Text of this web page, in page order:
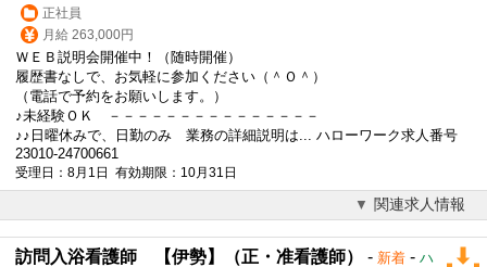
正社員
月給 263,000円
ＷＥＢ説明会開催中！（随時開催）
履歴書なしで、お気軽に参加ください（＾Ｏ＾）
（電話で予約をお願いします。）
♪未経験ＯＫ －－－－－－－－－－－－－－－
♪♪日曜休みで、日勤のみ 業務の詳細説明は... ハローワーク求人番号
23010-24700661
受理日：8月1日 有効期限：10月31日
関連求人情報
訪問入浴看護師 【伊勢】（正・准看護師） - 新着 - ハ